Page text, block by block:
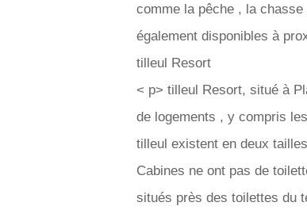
comme la pêche , la
également disponibles à
tilleul Resort
< p> tilleul Resort, situé à
de logements , y compris
tilleul existent en deux
Cabines ne ont pas de
situés près des toilettes du